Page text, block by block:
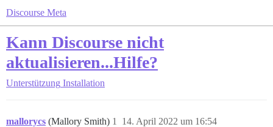
Discourse Meta
Kann Discourse nicht
aktualisieren...Hilfe?
Unterstützung Installation
mallorycs (Mallory Smith) 14. April 2022 um 16:54
1